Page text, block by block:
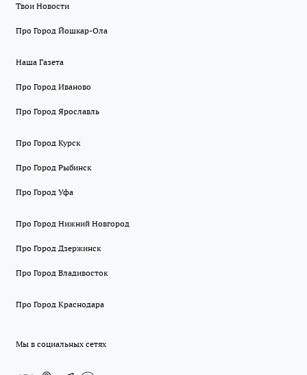
Твои Новости
Про Город Йошкар-Ола
Наша Газета
Про Город Иваново
Про Город Ярославль
Про Город Курск
Про Город Рыбинск
Про Город Уфа
Про Город Нижний Новгород
Про Город Дзержинск
Про Город Владивосток
Про Город Краснодара
Мы в социальных сетях